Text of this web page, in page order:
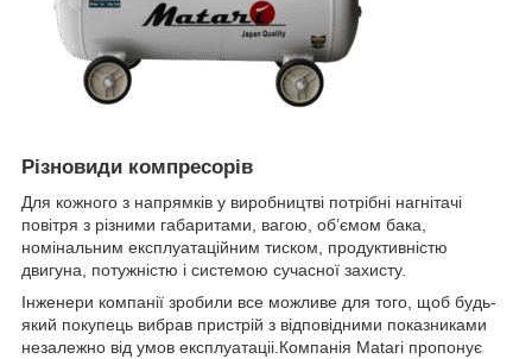
Різновиди компресорів
Для кожного з напрямків у виробництві потрібні нагнітачі
повітря з різними габаритами, вагою, об’ємом бака,
номінальним експлуатаційним тиском, продуктивністю
двигуна, потужністю і системою сучасної захисту.
Інженери компанії зробили все можливе для того, щоб будь-
який покупець вибрав пристрій з відповідними показниками
незалежно від умов експлуатаціі.Компанія Matari пропонує